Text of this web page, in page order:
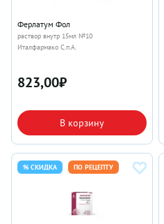
Ферлатум Фол
раствор внутр 15мл №10
Италфармако С.п.А.
823,00₽
В корзину
% СКИДКА ПО РЕЦЕПТУ